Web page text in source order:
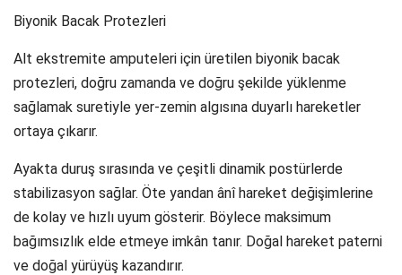
Biyonik Bacak Protezleri
Alt ekstremite amputeleri için üretilen biyonik bacak
protezleri, doğru zamanda ve doğru şekilde yüklenme
sağlamak suretiyle yer-zemin algısına duyarlı hareketler
ortaya çıkarır.
Ayakta duruş sırasında ve çeşitli dinamik postürlerde
stabilizasyon sağlar. Öte yandan ânî hareket değişimlerine
de kolay ve hızlı uyum gösterir. Böylece maksimum
bağımsızlık elde etmeye imkân tanır. Doğal hareket paterni
ve doğal yürüyüş kazandırır.